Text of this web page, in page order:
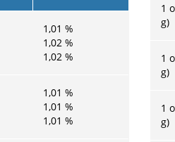
1,01 %
1,02 %
1,02 %
1,01 %
1,01 %
1,01 %
1
g)
1
g)
1
g)